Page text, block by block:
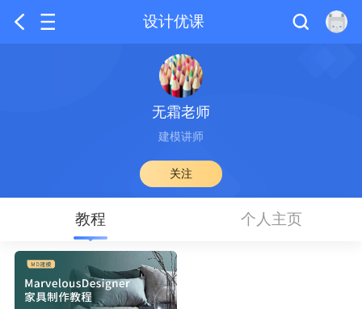
设计优课
无霜老师
建模讲师
关注
教程 个人主页